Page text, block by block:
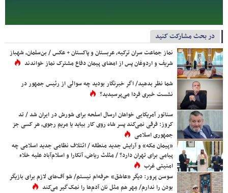
در بحث مشارکت کنید
نماز جماعت سران ترکیه، عربستان و پاکستان + عکس / بن‌سلمان، شهباز
شریف و اردوغان پس از امضای پیمان دفاع مشترک نماز خواندند
شما نظر بدهید/ اگر خبرنگار بودید چه سوالی از رئیس جمهور در
نشست خبری فردا می‌پرسیدید؟
سناتور آمریکایی خواهان ارسال اسلحه برای شورش در ایران شد / تد
کروز: فرقی نمی‌کند پسر شاه روی کار بیاید یا مریم رجوی، هر کسی جز
جمهوری اسلامی
«پیمان مکه» و آرایش جدید منطقه / ائتلاف نظامی جدید اسلامی چه
پیامی برای تهران دارد؟ / مثلث ریاض، آنکارا و اسلام‌آباد علیه خلاء
امنیتی غرب
سوسن پرور: دیگر «عاشق» حرفه‌ام نیستم/ شو آف‌های لازم برای بازیگر
بودن را ندارم/ مِهر هم مثل نان آدم‌ها را نمک‌گیر می‌کند